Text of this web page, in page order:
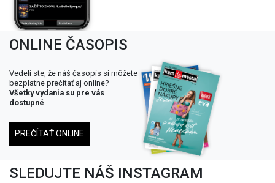
ONLINE ČASOPIS
Vedeli ste, že náš časopis si môžete
bezplatne prečítať aj online?
Všetky vydania su pre vás
dostupné
PREČÍTAŤ ONLINE
SLEDUJTE NÁŠ INSTAGRAM